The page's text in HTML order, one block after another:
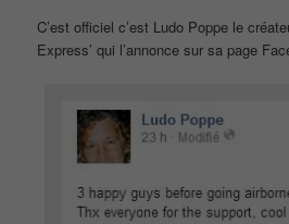
C’est officiel c’est Ludo Poppe le
Express’ qui l’annonce sur sa page